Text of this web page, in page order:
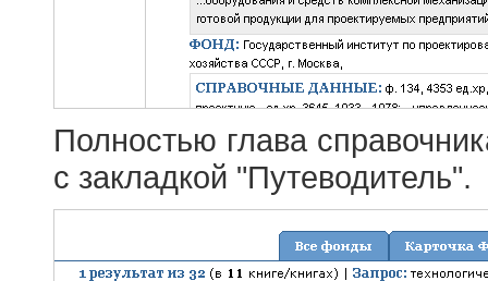
Полностью глава
с закладкой "Путеводитель".